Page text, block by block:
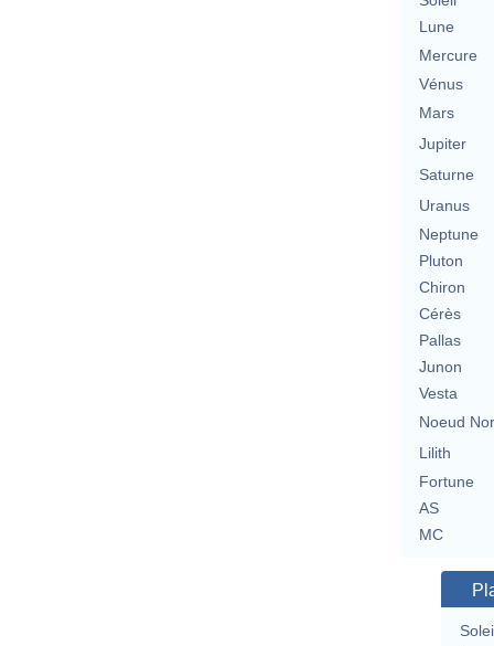
Lune
Mercure
Vénus
Mars
Jupiter
Saturne
Uranus
Neptune
Pluton
Chiron
Cérès
Pallas
Junon
Vesta
Noeud
Lilith
Fortune
AS
MC